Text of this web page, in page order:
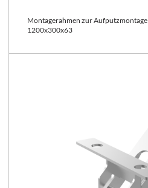
Montagerahmen zur Aufputzmontage
1200x300x63